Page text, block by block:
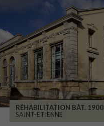
RÉHABILITATION BÂT. 1900
SAINT-ETIENNE